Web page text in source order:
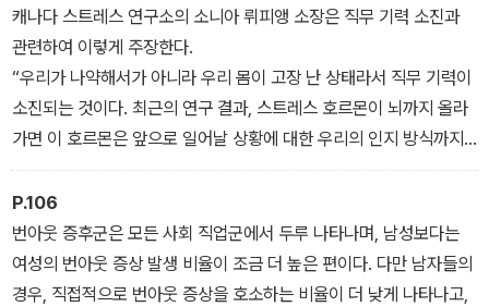
있도록 안내한다.
캐나다 스트레스 연구소의 소니아 뤼피앵 소장은 직무 기력 소진과
관련하여 이렇게 주장한다.
“우리가 나약해서가 아니라 우리 몸이 고장 난 상태라서 직무 기력이
소진되는 것이다. 최근의 연구 결과, 스트레스 호르몬이 뇌까지 올라
가면 이 호르몬은 앞으로 일어날 상황에 대한 우리의 인지 방식까지
바꾸어 놓는다는 사실이 밝혀졌다. 호르몬의 작용으로 인해 무언가를
바라보는 방식 자체가 달라지는 셈이다. 스트레스를 받으면 받을수록
스트레스에 대한 우리의 대응 기제도 점차 일반화된다. 컵에 남은 물
의 양을 바라보는 방식도 달라진다. 이에 따라 우리는 악순환의 고리
에 빠져들며, 이는 직무 기력 소진 상태로 이어질 수 있다. 왜곡된 시
P.106
번아웃 증후군은 모든 사회 직업군에서 두루 나타나며, 남성보다는
여성의 번아웃 증상 발생 비율이 조금 더 높은 편이다. 다만 남자들의
경우, 직접적으로 번아웃 증상을 호소하는 비율이 더 낮게 나타나고,